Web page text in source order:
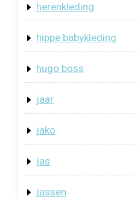
herenkleding
hippe babykleding
hugo boss
jaar
jako
jas
jassen